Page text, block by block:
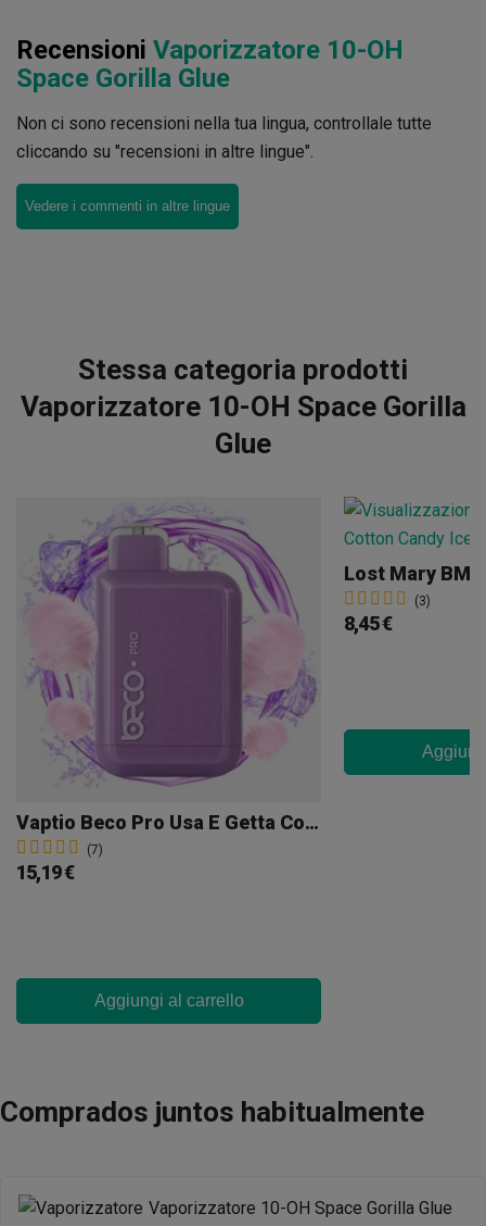
Recensioni Vaporizzatore 10-OH
Space Gorilla Glue
Non ci sono recensioni nella tua lingua, controllale tutte
cliccando su "recensioni in altre lingue".
Vedere i commenti in altre lingue
Stessa categoria prodotti
Vaporizzatore 10-OH Space Gorilla
Glue
Vaptio Beco Pro Usa E Getta Cotton Candy
(7)
15,19 €
Aggiungi al carrello
(3)
8,45 €
Comprados juntos habitualmente
Vaporizzatore 10-OH Space Gorilla Glue